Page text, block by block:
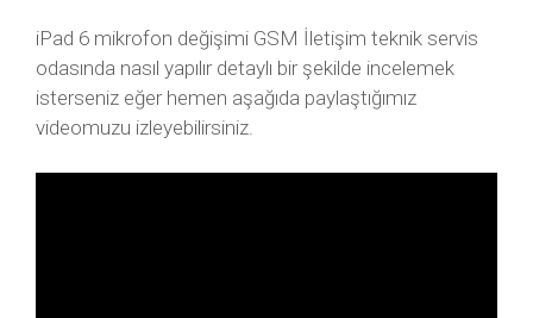
iPad 6 mikrofon değişimi GSM İletişim teknik servis
odasında nasıl yapılır detaylı bir şekilde incelemek
isterseniz eğer hemen aşağıda paylaştığımız
videomuzu izleyebilirsiniz.